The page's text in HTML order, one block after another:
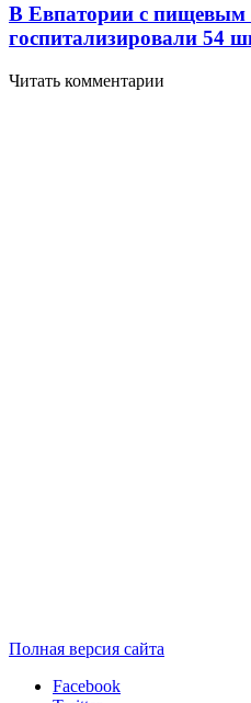
В Евпатории с пищевым
госпитализировали 54
Читать комментарии
Полная версия сайта
Facebook